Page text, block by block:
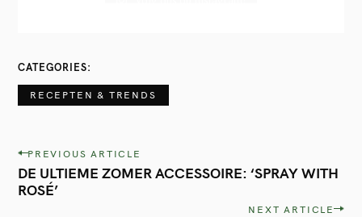
CATEGORIES
RECEPTEN & TRENDS
P
o
PREVIOUS ARTICLE
DE ULTIEME ZOMER ACCESSOIRE: ‘SPRAY WITH
ROSÉ’
NEXT ARTICLE